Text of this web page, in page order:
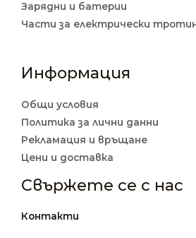
Зарядни и батерии
Части за електрически
Информация
Общи условия
Политика за лични данни
Рекламация и връщане
Цени и доставка
Свържете се с нас
Контакти